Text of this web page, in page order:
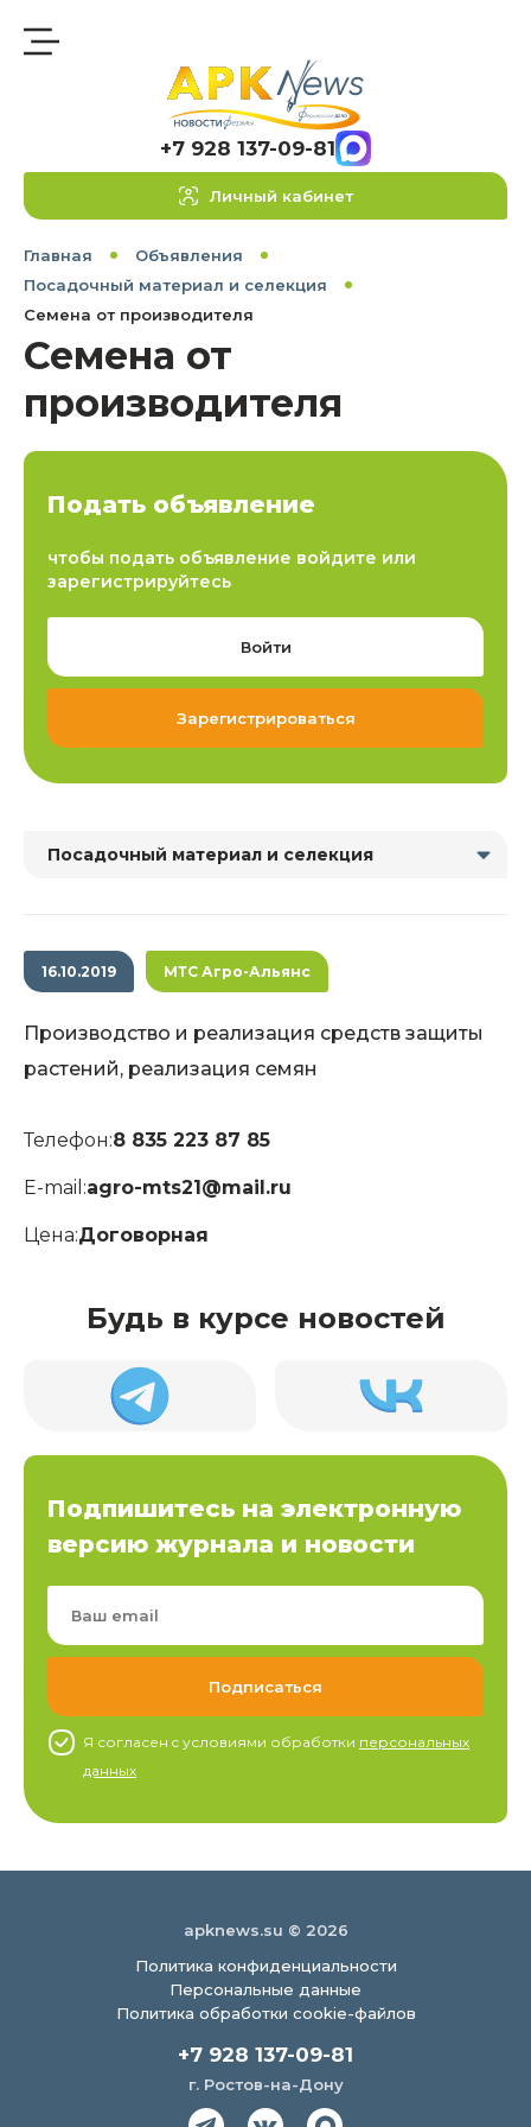
+7 928 137-09-81
Личный кабинет
Главная
Объявления
Посадочный материал и селекция
Семена от производителя
Семена от
производителя
Подать объявление
чтобы подать объявление войдите или
зарегистрируйтесь
Войти
Зарегистрироваться
Посадочный материал и селекция
16.10.2019 МТС Агро-Альянс
Производство и реализация средств защиты
растений, реализация семян
Телефон:8 835 223 87 85
E-mail:agro-mts21@mail.ru
Цена:Договорная
Будь в курсе новостей
Подпишитесь на электронную
версию журнала и новости
Я согласен c условиями обработки персональных
данных
apknews.su © 2026
Политика конфиденциальности
Персональные данные
Политика обработки cookie-файлов
+7 928 137-09-81
г. Ростов-на-Дону